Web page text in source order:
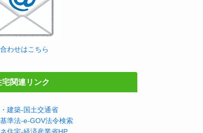
わせはこちら
宅関連リンク
建築-国土交通省
準法-e-GOV法令検索
住宅-経済産業省HP